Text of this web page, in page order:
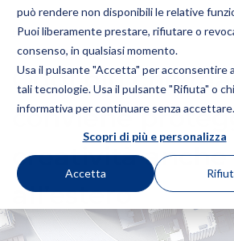
può rendere non disponibili le relative
Puoi liberamente prestare, rifiutare o
consenso, in qualsiasi momento.
Usa il pulsante "Accetta" per acconsentire
tali tecnologie. Usa il pulsante "Rifiuta" o
informativa per continuare senza accettare.
Scopri di più e personalizza
Accetta
The
way
HOME NEWS
OGGI PIÙ CHE MAI
CREATIVITÀ ANCHE ALL’ESTERO
Oggi più che
conviene
creatività anche
all’estero